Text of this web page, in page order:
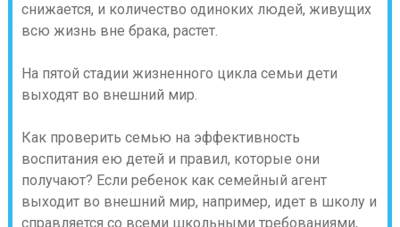
снижается, и количество одиноких людей, живущих
всю жизнь вне брака, растет.
На пятой стадии жизненного цикла семьи дети
выходят во внешний мир.
Как проверить семью на эффективность
воспитания ею детей и правил, которые они
получают? Если ребенок как семейный агент
выходит во внешний мир, например, идет в школу и
справляется со всеми школьными требованиями,